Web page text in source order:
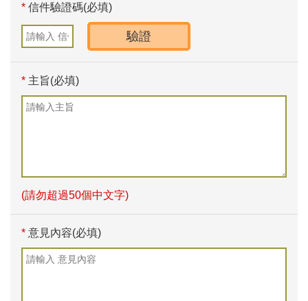
* 信件驗證碼(必填)
* 主旨(必填)
(請勿超過50個中文字)
* 意見內容(必填)